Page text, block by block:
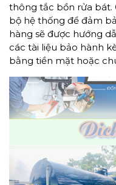
thông tắc bồn rửa bát.
bộ hệ thống để đảm
hàng sẽ được hướng
các tài liệu bảo hành
bằng tiền mặt hoặc